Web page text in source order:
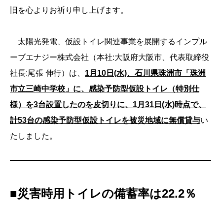
旧を心よりお祈り申し上げます。
太陽光発電、仮設トイレ関連事業を展開するインプル
ーブエナジー株式会社（本社:大阪府大阪市、代表取締役
社⾧:尾張 伸行）は、 1月10日(水)、石川県珠洲市「珠洲
市立三崎中学校」に、感染予防型仮設トイレ（特別仕
様）を3台設置したのを皮切りに、1月31日(水)時点で、
計53台の感染予防型仮設トイレを被災地域に無償貸与い
たしました。
■災害時用トイレの備蓄率は22.2％